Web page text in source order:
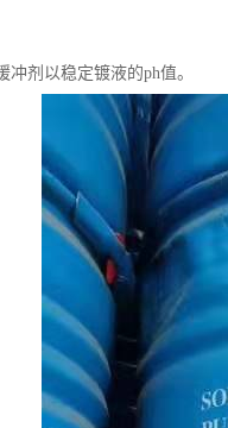
剂以稳定镀液的ph值。